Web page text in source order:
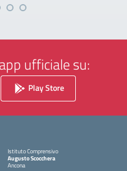
ufficiale su:
Play Store
Istituto Comprensivo
Augusto Scocchera
Ancona